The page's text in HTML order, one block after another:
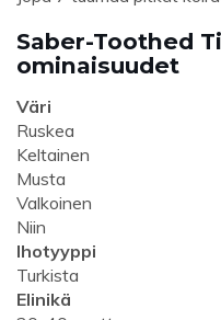
Saber-Toothed
ominaisuudet
Väri
Ruskea
Keltainen
Musta
Valkoinen
Niin
Ihotyyppi
Turkista
Elinikä